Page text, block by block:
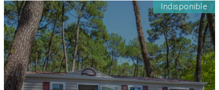
Indisponible